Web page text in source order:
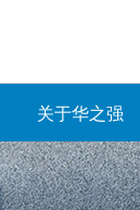
关于华之强